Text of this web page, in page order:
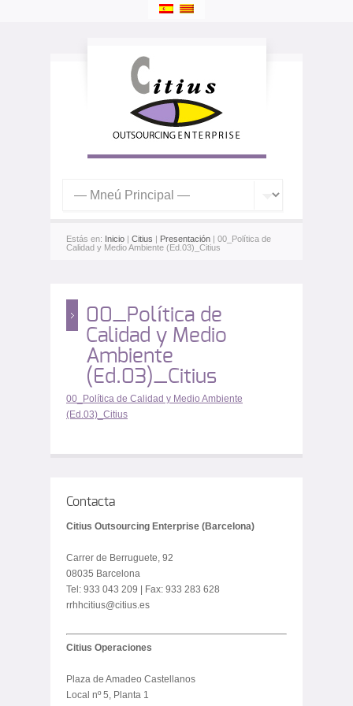
Estás en: Inicio | Citius | Presentación | 00_Política de
Calidad y Medio Ambiente (Ed.03)_Citius
00_Política de
Calidad y Medio
Ambiente
(Ed.03)_Citius
00_Política de Calidad y Medio Ambiente
(Ed.03)_Citius
Contacta
Citius Outsourcing Enterprise (Barcelona)
Carrer de Berruguete, 92
08035 Barcelona
Tel: 933 043 209 | Fax: 933 283 628
rrhhcitius@citius.es
Citius Operaciones
Plaza de Amadeo Castellanos
Local nº 5, Planta 1